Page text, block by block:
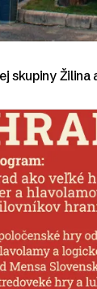
skupiny Žilina